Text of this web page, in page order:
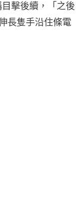
擊後續，「之後
長隻手沿住條電